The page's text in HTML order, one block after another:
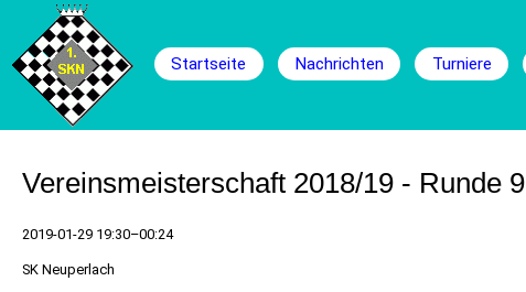
Startseite Nachrichten Turniere
Vereinsmeisterschaft 2018/19 - Runde 9
2019-01-29 19:30–00:24
SK Neuperlach